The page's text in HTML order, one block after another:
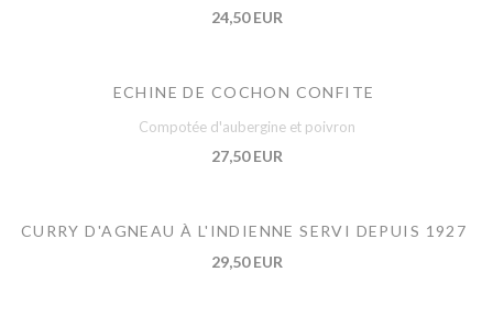
24,50 EUR
ECHINE DE COCHON CONFITE
Compotée d'aubergine et poivron
27,50 EUR
CURRY D'AGNEAU À L'INDIENNE SERVI DEPUIS 1927
29,50 EUR